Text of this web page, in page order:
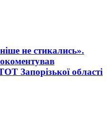
не стикались».
Запорізької області